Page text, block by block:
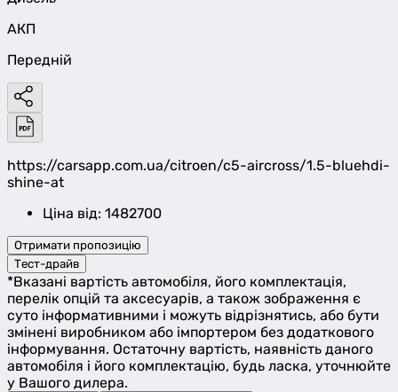
АКП
Передній
https://carsapp.com.ua/citroen/c5-aircross/1.5-bluehdi-
shine-at
Ціна від: 1482700
Отримати пропозицію
Тест-драйв
*Вказані вартість автомобіля, його комплектація,
перелік опцій та аксесуарів, а також зображення є
суто інформативними і можуть відрізнятись, або бути
змінені виробником або імпортером без додаткового
інформування. Остаточну вартість, наявність даного
автомобіля і його комплектацію, будь ласка, уточнюйте
у Вашого дилера.